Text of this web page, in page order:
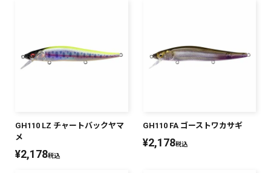
GH110 LZ チャートバックヤマ
メ
¥2,178税込
GH110 FA ゴーストワカサギ
¥2,178税込